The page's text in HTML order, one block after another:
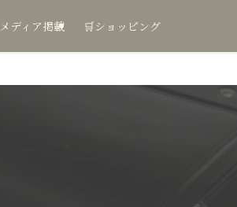
メディア掲載 🛒ショッピング